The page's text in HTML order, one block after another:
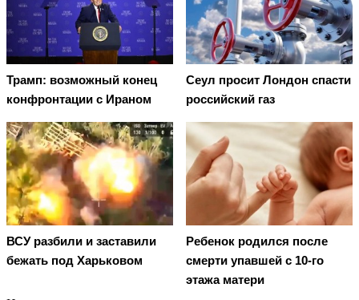
Трамп: возможный конец
конфронтации с Ираном
Сеул просит Лондон спасти
российский газ
ВСУ разбили и заставили
бежать под Харьковом
Ребенок родился после
смерти упавшей с 10-го
этажа матери